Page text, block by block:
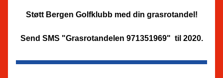
Støtt Bergen Golfklubb med din grasrotandel!
Send SMS "Grasrotandelen 971351969"  til 2020.